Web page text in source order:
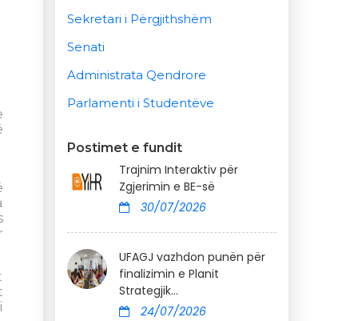
Sekretari i Përgjithshëm
Senati
Administrata Qendrore
Parlamenti i Studentëve
Postimet e fundit
Trajnim Interaktiv për
Zgjerimin e BE-së
30/07/2026
UFAGJ vazhdon punën për
finalizimin e Planit
Strategjik...
24/07/2026